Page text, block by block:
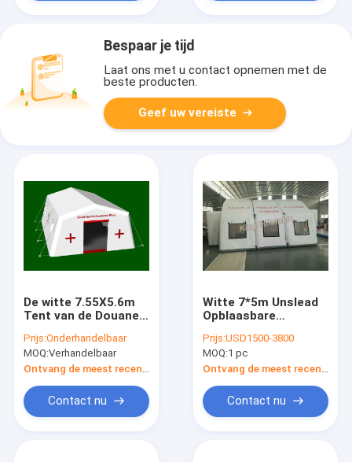
Bespaar je tijd
Laat ons met u contact opnemen met de
beste producten.
Geef uw vereiste
De witte 7.55X5.6m
Tent van de Douane
Opblaasbare
Medische
Gebeurtenis voor
Noodsituatieschuilplaats
Prijs:Onderhandelbaar
MOQ:Verhandelbaar
Contact nu
Witte 7*5m Unslead
Opblaasbare
voor Schuilplaats,
Pakhuis
Prijs:USD1500-3800
MOQ:1 pc
Contact nu